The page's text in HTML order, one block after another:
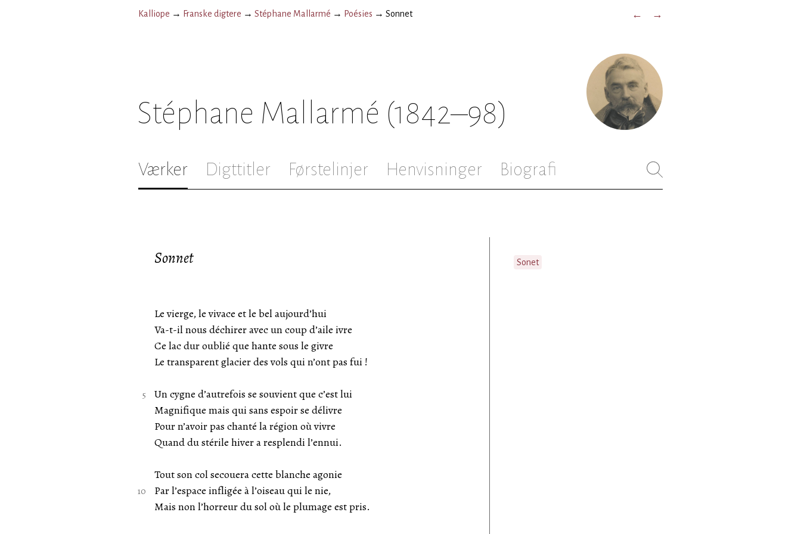
Kalliope → Franske digtere → Stéphane Mallarmé → Poésies → Sonnet ← →
Stéphane Mallarmé (1842–98)
Værker Digttitler Førstelinjer Henvisninger Biografi
Sonnet
Le vierge, le vivace et le bel aujourd’hui
Va-t-il nous déchirer avec un coup d’aile ivre
Ce lac dur oublié que hante sous le givre
Le transparent glacier des vols qui n’ont pas fui !
Un cygne d’autrefois se souvient que c’est lui
Magnifique mais qui sans espoir se délivre
Pour n’avoir pas chanté la région où vivre
Quand du stérile hiver a resplendi l’ennui.
Tout son col secouera cette blanche agonie
Par l’espace infligée à l’oiseau qui le nie,
Mais non l’horreur du sol où le plumage est pris.
Sonet